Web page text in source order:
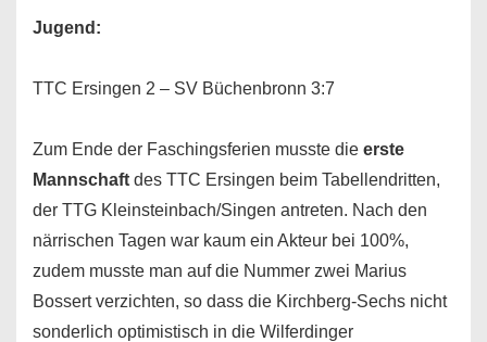
Jugend:
TTC Ersingen 2 – SV Büchenbronn 3:7
Zum Ende der Faschingsferien musste die erste
Mannschaft des TTC Ersingen beim Tabellendritten,
der TTG Kleinsteinbach/Singen antreten. Nach den
närrischen Tagen war kaum ein Akteur bei 100%,
zudem musste man auf die Nummer zwei Marius
Bossert verzichten, so dass die Kirchberg-Sechs nicht
sonderlich optimistisch in die Wilferdinger